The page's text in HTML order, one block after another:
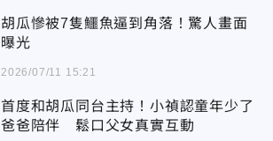
胡瓜慘被7隻鱷魚逼到角落！驚人畫面
曝光
2026/07/11 15:21
首度和胡瓜同台主持！小禎認童年少了
爸爸陪伴 鬆口父女真實互動